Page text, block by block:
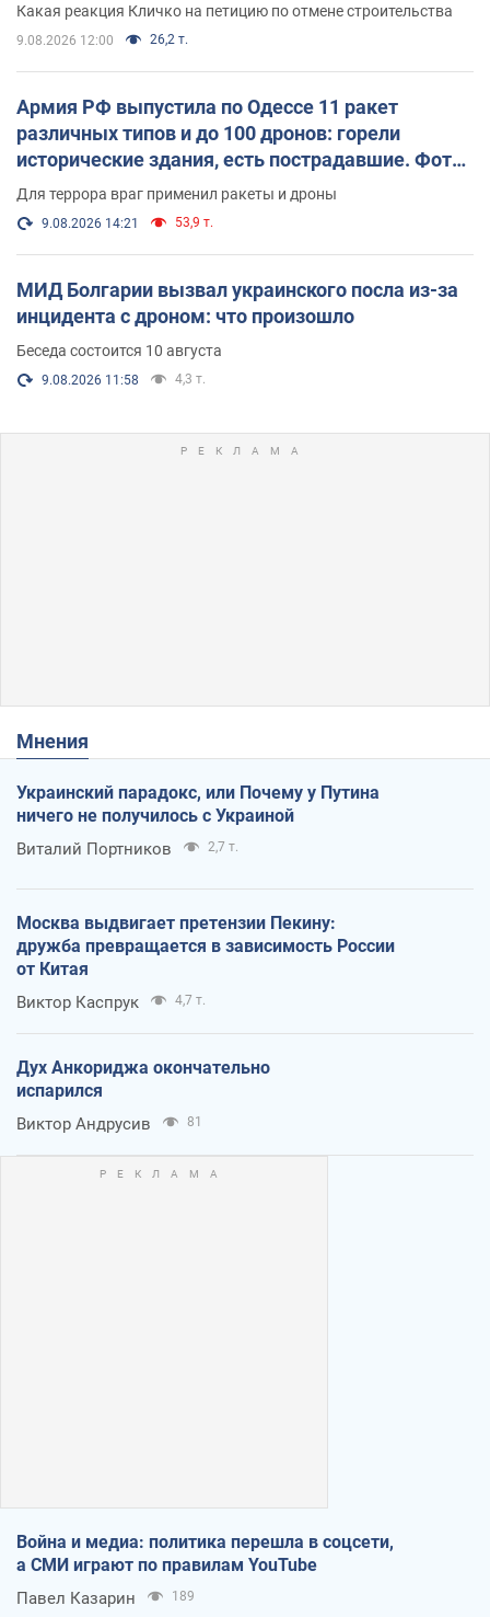
Какая реакция Кличко на петицию по отмене строительства
9.08.2026 12:00 26,2 т.
Армия РФ выпустила по Одессе 11 ракет
различных типов и до 100 дронов: горели
исторические здания, есть пострадавшие. Фото
и видео
Для террора враг применил ракеты и дроны
9.08.2026 14:21 53,9 т.
МИД Болгарии вызвал украинского посла из-за
инцидента с дроном: что произошло
Беседа состоится 10 августа
9.08.2026 11:58 4,3 т.
Мнения
Украинский парадокс, или Почему у Путина
ничего не получилось с Украиной
Виталий Портников 2,7 т.
Москва выдвигает претензии Пекину:
дружба превращается в зависимость России
от Китая
Виктор Каспрук 4,7 т.
Дух Анкориджа окончательно
испарился
Виктор Андрусив 81
Война и медиа: политика перешла в соцсети,
а СМИ играют по правилам YouTube
Павел Казарин 189